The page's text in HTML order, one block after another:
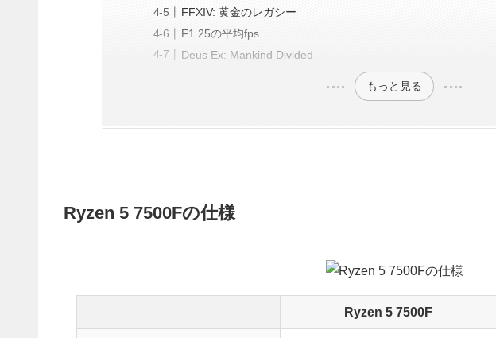
FFXIV: 黄金のレガシー
F1 25の平均fps
Deus Ex: Mankind Divided
もっと見る
Ryzen 5 7500Fの仕様
Ryzen 5 7500F